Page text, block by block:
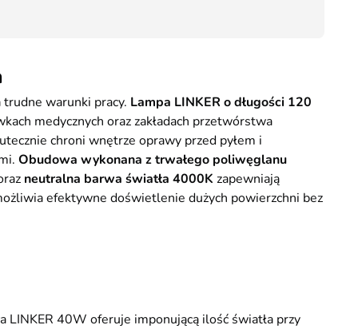
warunki pracy. Lampa LINKER o długości 120
medycznych oraz zakładach przetwórstwa
chroni wnętrze oprawy przed pyłem i
Obudowa wykonana z trwałego poliwęglanu
neutralna barwa światła 4000K zapewniają
efektywne doświetlenie dużych powierzchni bez
LINKER 40W oferuje imponującą ilość światła przy